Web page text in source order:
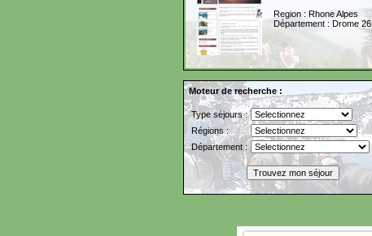
Region : Rhone Alpes
Département : Drome 26
Moteur de recherche :
Type séjours :
Régions :
Département :